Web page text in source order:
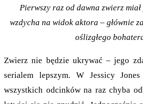
Pierwszy raz od dawna zwierz
wzdycha na widok aktora – głównie
oślizgłego
Zwierz nie będzie ukrywać – jego
serialem lepszym. W Jessicy
wszystkich odcinków na raz chyba